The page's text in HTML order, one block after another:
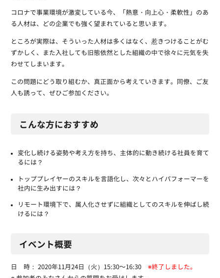
コロナで事業環境が激変している今、「熱意・向上心・柔軟性」のあ
る人材は、どの企業でも強く望まれていると思います。
ところが実際は、そういった人材は多くはなく、惹きつけることがむ
ずかしく、また入社しても旧態依然とした組織の中で徐々に元気を失
わせてしまいます。
この問題にどう取り組むか、真正面から考えていきます。同僚、ご友
人も誘って、ぜひご参加ください。
こんな方におすすめ
変化し続ける姿勢や考え方を持ち、主体的に動き続ける社員を育て
るには？
トッププレイヤーのスキルを言語化し、次々とハイパフォーマーを
社内に生み出すには？
リモート環境下で、属人化させずに組織としてのスキルを伸ばし続
けるには？
イベント概要
日 時： 2020年11月24日（火）15:30〜16:30 ※終了しました。